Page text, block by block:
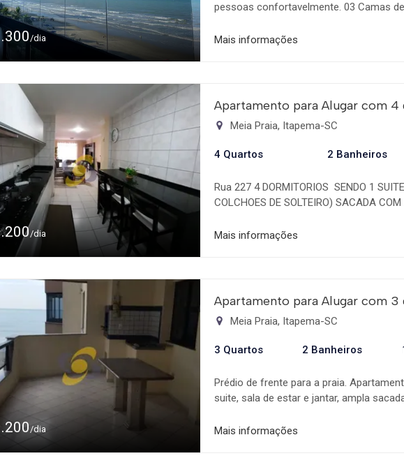
/dia
pessoas confortavelmente. 03 Camas
próximo a supermercados, Banco do
Mais informações
/dia
Apartamento para Alugar com 4
Meia Praia, Itapema-SC
4 Quartos 2 Banheiros
Rua 227 4 DORMITORIOS  SENDO 1
COLCHOES DE SOLTEIRO) SACADA
LAVANDERIA LIMITE MAXIMO DE 10
Mais informações
/dia
Apartamento para Alugar com 3
Meia Praia, Itapema-SC
3 Quartos 2 Banheiros
Prédio de frente para a praia.
suite, sala de estar e jantar, ampla
garagem Localizado próximo ao Banco
Mais informações